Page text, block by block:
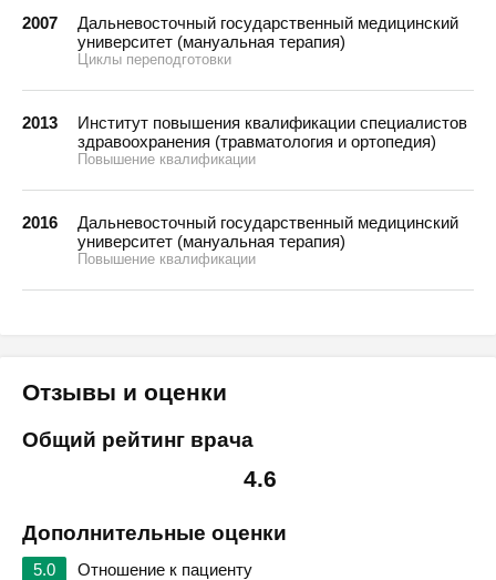
2007
Дальневосточный государственный медицинский
университет (мануальная терапия)
Циклы переподготовки
2013
Институт повышения квалификации специалистов
здравоохранения (травматология и ортопедия)
Повышение квалификации
2016
Дальневосточный государственный медицинский
университет (мануальная терапия)
Повышение квалификации
Отзывы и оценки
Общий рейтинг врача
4.6
Дополнительные оценки
5.0
Отношение к пациенту